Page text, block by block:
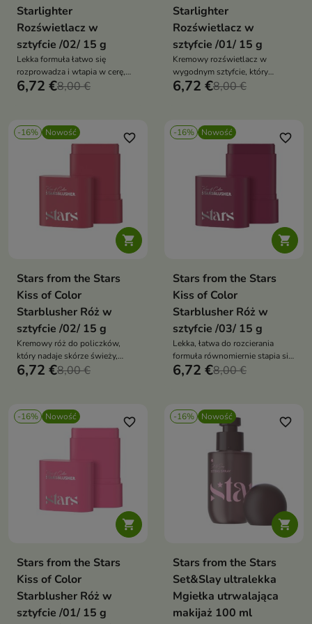
Starlighter
Rozświetlacz w
sztyfcie /02/ 15 g
Lekka formuła łatwo się
rozprowadza i wtapia w cerę,
tworząc świeże, świetliste
6,72 €8,00 €
Starlighter
Rozświetlacz w
sztyfcie /01/ 15 g
Kremowy rozświetlacz w
wygodnym sztyfcie, który
pozwala szybko podkreślić
6,72 €8,00 €
-16% Nowość

favorite_border
Stars from the Stars
Kiss of Color
Starblusher Róż w
sztyfcie /02/ 15 g
Kremowy róż do policzków,
który nadaje skórze świeży,
zdrowy wygląd i subtelnie
6,72 €8,00 €
-16% Nowość

favorite_border
Stars from the Stars
Kiss of Color
Starblusher Róż w
sztyfcie /03/ 15 g
Lekka, łatwa do rozcierania
formuła równomiernie stapia się
ze skórą
6,72 €8,00 €
-16% Nowość

favorite_border
Stars from the Stars
Kiss of Color
Starblusher Róż w
sztyfcie /01/ 15 g
-16% Nowość

favorite_border
Stars from the Stars
Set&Slay ultralekka
Mgiełka utrwalająca
makijaż 100 ml